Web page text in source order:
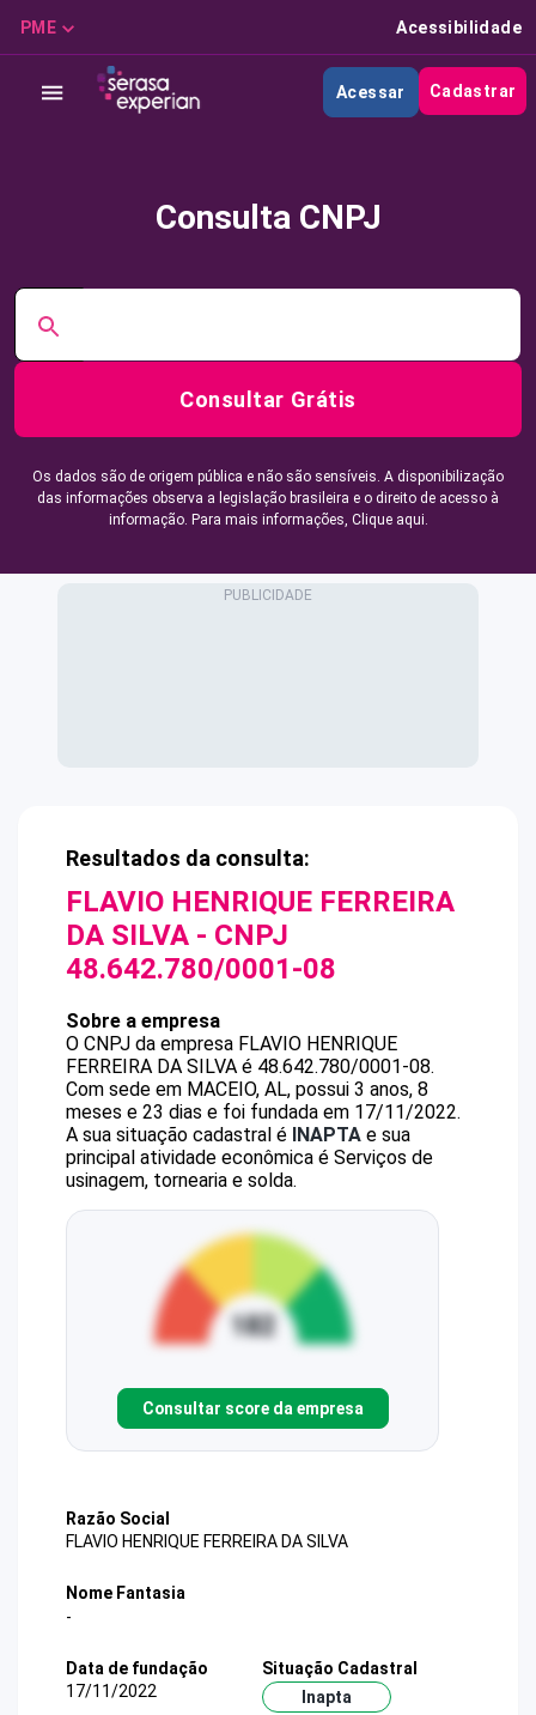
PME Acessibilidade
Acessar Cadastrar
Consulta CNPJ
Consultar Grátis
Os dados são de origem pública e não são sensíveis. A disponibilização
das informações observa a legislação brasileira e o direito de acesso à
informação. Para mais informações, Clique aqui.
Resultados da consulta:
FLAVIO HENRIQUE FERREIRA
DA SILVA - CNPJ
48.642.780/0001-08
Sobre a empresa
O CNPJ da empresa FLAVIO HENRIQUE
FERREIRA DA SILVA é 48.642.780/0001-08.
Com sede em MACEIO, AL, possui 3 anos, 8
meses e 23 dias e foi fundada em 17/11/2022.
A sua situação cadastral é INAPTA e sua
principal atividade econômica é Serviços de
usinagem, tornearia e solda.
Consultar score da empresa
Razão Social
FLAVIO HENRIQUE FERREIRA DA SILVA
Nome Fantasia
-
Data de fundação
17/11/2022
Situação Cadastral
Inapta